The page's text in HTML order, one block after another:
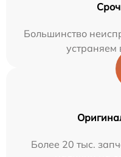
Большинство
устраняем
Более 20 тыс.